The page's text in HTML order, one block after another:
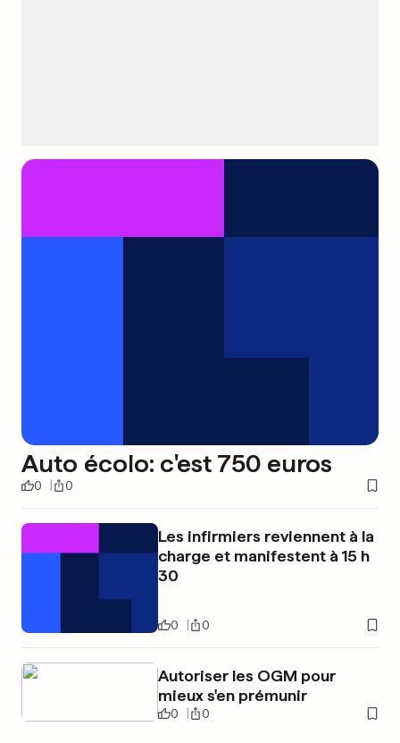
Auto écolo: c'est 750 euros
0 0
Les infirmiers reviennent à la
charge et manifestent à 15 h
30
0 0
Autoriser les OGM pour
mieux s'en prémunir
0 0